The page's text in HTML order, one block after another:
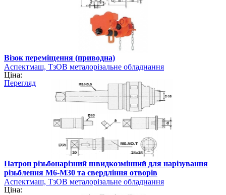
Візок переміщення (приводна)
Аспектмаш, ТзОВ металорізальне обладнання
Ціна:
Перегляд
Патрон різьбонарізний швидкозмінний для нарізування
різьблення М6-М30 та свердління отворів
Аспектмаш, ТзОВ металорізальне обладнання
Ціна: